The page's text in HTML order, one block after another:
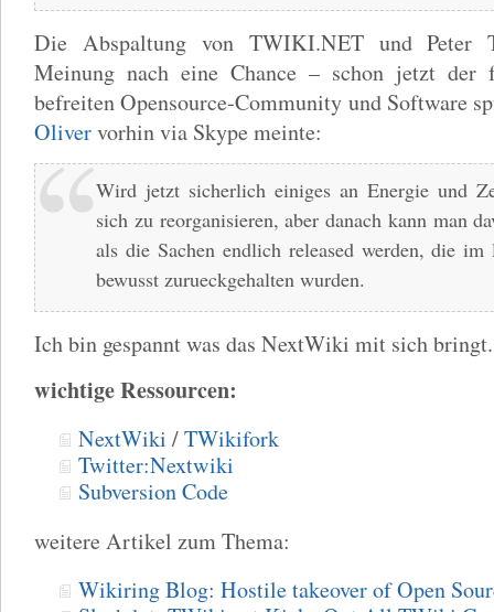
Die Abspaltung von TWIKI.NET und Peter
Meinung nach eine Chance – schon jetzt der
befreiten Opensource-Community und Software
Olivervorhin via Skype meinte:
Wird jetzt sicherlich einiges an Energie und
sich zu reorganisieren, aber danach kann man
als die Sachen endlich released werden, die im
bewusst zurueckgehalten wurden.
Ich bin gespannt was das NextWiki mit sich bringt.
wichtige Ressourcen:
NextWiki /TWikifork
Twitter:Nextwiki
Subversion Code
weitere Artikel zum Thema:
Wikiring Blog: Hostile takeover of Open